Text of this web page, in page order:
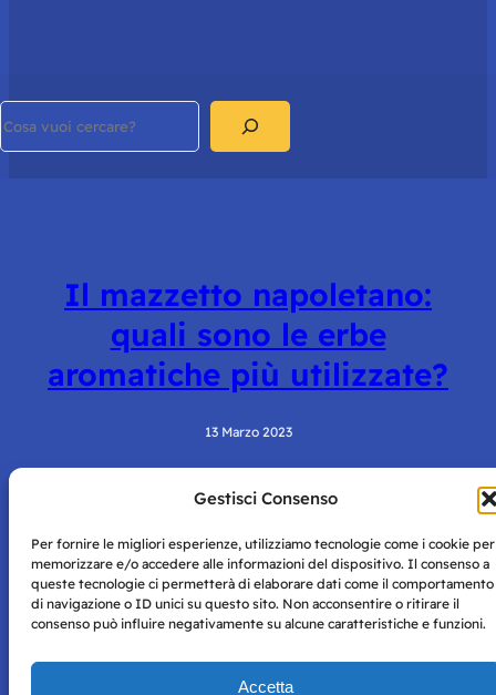
Gestisci Consenso
Per fornire le migliori esperienze, utilizziamo tecnologie come i cookie per
memorizzare e/o accedere alle informazioni del dispositivo. Il consenso a
queste tecnologie ci permetterà di elaborare dati come il comportamento
di navigazione o ID unici su questo sito. Non acconsentire o ritirare il
consenso può influire negativamente su alcune caratteristiche e funzioni.
Accetta
Il mazzetto napoletano:
quali sono le erbe
aromatiche più utilizzate?
13 Marzo 2023
Napoli con autorizzazione numero 38 del 25/9/2019.
Tutte le immagini e i contenuti su questo sito sono forniti